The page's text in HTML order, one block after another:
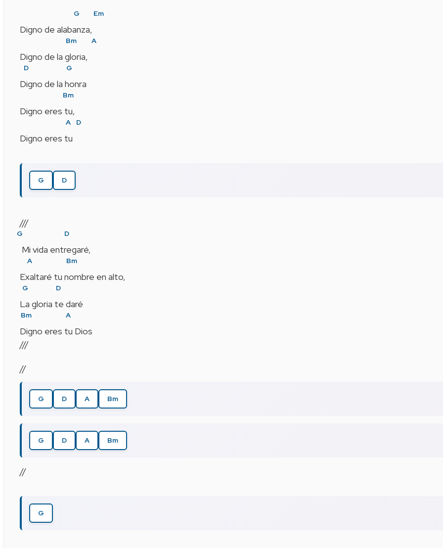
G Em
Digno de alabanza,
Bm A
Digno de la gloria,
D G
Digno de la honra
Bm
Digno eres tu,
A D
Digno eres tu
G D
///
G D
Mi vida entregaré,
A Bm
Exaltaré tu nombre en alto,
G D
La gloria te daré
Bm A
Digno eres tu Dios
///
//
G D A Bm
G D A Bm
//
G